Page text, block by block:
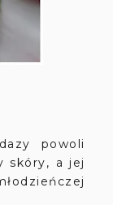
powoli
skóry, a jej